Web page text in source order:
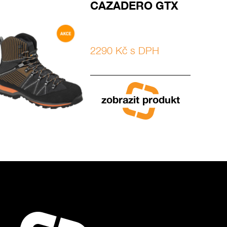
CAZADERO GTX
2290 Kč s DPH
zobrazit produkt